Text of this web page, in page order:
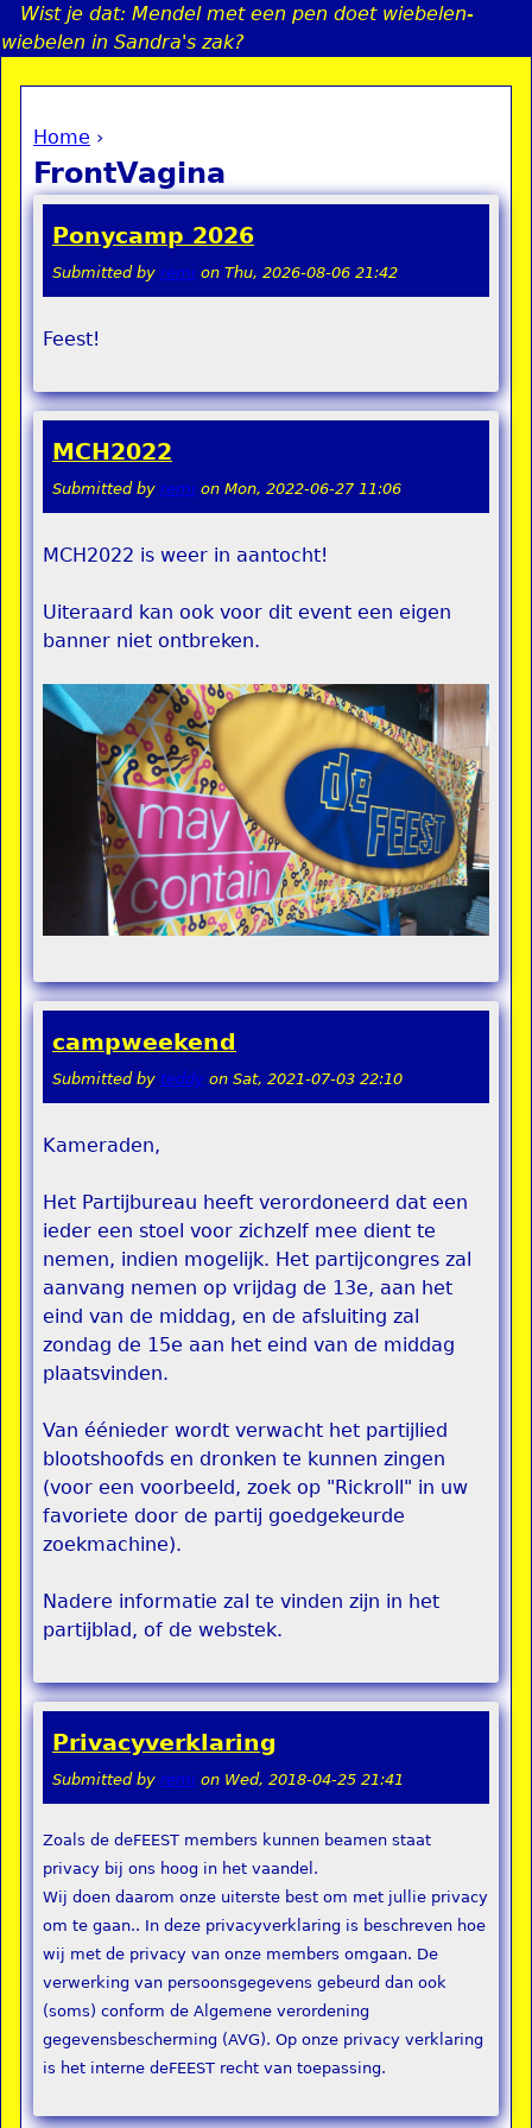
Jump to navigation
Wist je dat: Mendel met een pen doet wiebelen-
wiebelen in Sandra's zak?
You are here
Home ›
FrontVagina
Ponycamp 2026
Submitted by remi on Thu, 2026-08-06 21:42
Feest!
MCH2022
Submitted by remi on Mon, 2022-06-27 11:06
MCH2022 is weer in aantocht!
Uiteraard kan ook voor dit event een eigen
banner niet ontbreken.
campweekend
Submitted by teddy on Sat, 2021-07-03 22:10
Kameraden,
Het Partijbureau heeft verordoneerd dat een
ieder een stoel voor zichzelf mee dient te
nemen, indien mogelijk. Het partijcongres zal
aanvang nemen op vrijdag de 13e, aan het
eind van de middag, en de afsluiting zal
zondag de 15e aan het eind van de middag
plaatsvinden.
Van éénieder wordt verwacht het partijlied
blootshoofds en dronken te kunnen zingen
(voor een voorbeeld, zoek op "Rickroll" in uw
favoriete door de partij goedgekeurde
zoekmachine).
Nadere informatie zal te vinden zijn in het
partijblad, of de webstek.
Privacyverklaring
Submitted by remi on Wed, 2018-04-25 21:41
Zoals de deFEEST members kunnen beamen staat
privacy bij ons hoog in het vaandel.
Wij doen daarom onze uiterste best om met jullie privacy
om te gaan.. In deze privacyverklaring is beschreven hoe
wij met de privacy van onze members omgaan. De
verwerking van persoonsgegevens gebeurd dan ook
(soms) conform de Algemene verordening
gegevensbescherming (AVG). Op onze privacy verklaring
is het interne deFEEST recht van toepassing.